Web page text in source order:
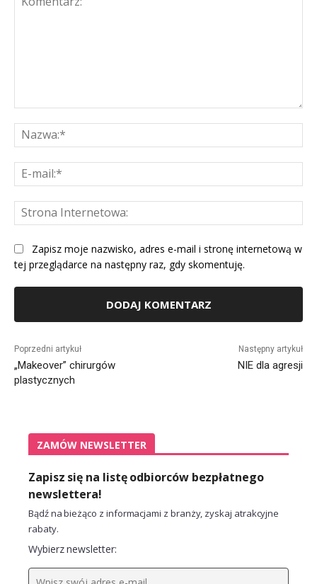
Zapisz moje nazwisko, adres e-mail i stronę internetową w
tej przeglądarce na następny raz, gdy skomentuję.
Poprzedni artykuł
„Makeover” chirurgów
plastycznych
Następny artykuł
NIE dla agresji
ZAMÓW NEWSLETTER
Zapisz się na listę odbiorców bezpłatnego
newslettera!
Bądź na bieżąco z informacjami z branży, zyskaj atrakcyjne
rabaty.
Wybierz newsletter: